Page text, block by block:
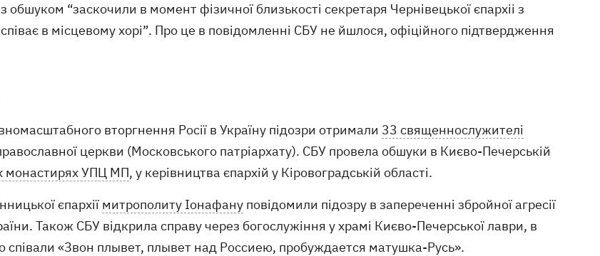
“заскочили в момент фізичної близькості секретаря Чернівецької єпархіі з
в місцевому хорі”. Про це в повідомленні СБУ не йшлося, офіційного підтвердження
вторгнення Росії в Україну підозри отримали 33 священнослужителі
церкви (Московського патріархату). СБУ провела обшуки в Києво-Печерській
монастирях УПЦ МП, у керівництва єпархій у Кіровоградській області.
єпархії митрополиту Іонафану повідомили підозру в запереченні збройної агресії
Також СБУ відкрила справу через богослужіння у храмі Києво-Печерської лаври, в
співали «Звон плывет, плывет над Россиею, пробуждается матушка-Русь».